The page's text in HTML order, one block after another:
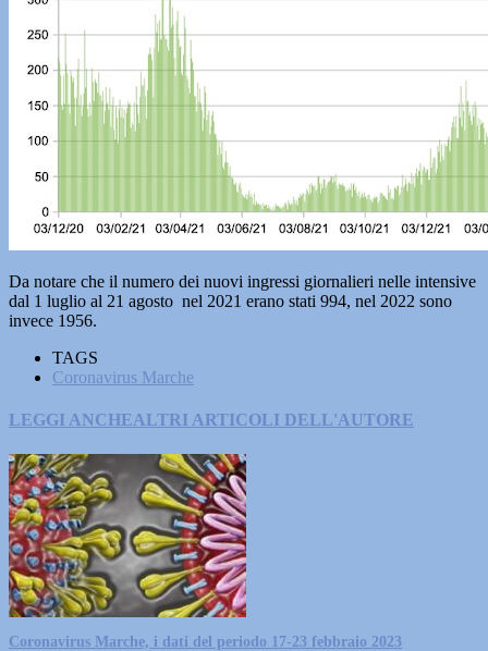
Da notare che il numero dei nuovi ingressi giornalieri nelle intensive
dal 1 luglio al 21 agosto nel 2021 erano stati 994, nel 2022 sono
invece 1956.
TAGS
Coronavirus Marche
LEGGI ANCHEALTRI ARTICOLI DELL'AUTORE
Coronavirus Marche, i dati del periodo 17-23 febbraio 2023